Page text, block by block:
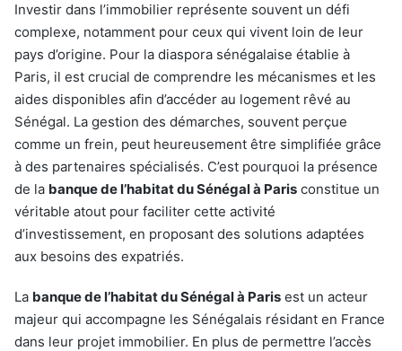
Investir dans l’immobilier représente souvent un défi
complexe, notamment pour ceux qui vivent loin de leur
pays d’origine. Pour la diaspora sénégalaise établie à
Paris, il est crucial de comprendre les mécanismes et les
aides disponibles afin d’accéder au logement rêvé au
Sénégal. La gestion des démarches, souvent perçue
comme un frein, peut heureusement être simplifiée grâce
à des partenaires spécialisés. C’est pourquoi la présence
de la banque de l’habitat du Sénégal à Paris constitue un
véritable atout pour faciliter cette activité
d’investissement, en proposant des solutions adaptées
aux besoins des expatriés.
La banque de l’habitat du Sénégal à Paris est un acteur
majeur qui accompagne les Sénégalais résidant en France
dans leur projet immobilier. En plus de permettre l’accès